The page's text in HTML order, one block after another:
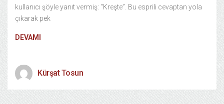
kullanıcı şöyle yanıt vermiş: “Kreşte”. Bu esprili cevaptan yola
çıkarak pek
DEVAMI
Kürşat Tosun